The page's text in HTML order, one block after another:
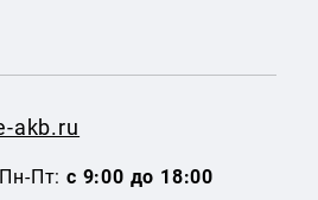
akb.ru
Пн-Пт:с 9:00 до 18:00